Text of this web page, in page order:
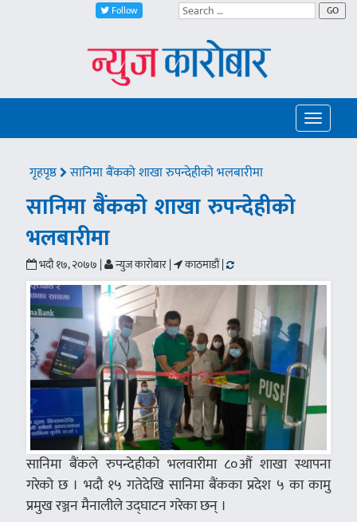
Follow GO
Toggle
गृहपृष्ठ सानिमा बैंकको शाखा रुपन्देहीको भलबारीमा
सानिमा बैंकको शाखा रुपन्देहीको
भलबारीमा
भदौ १७, २०७७ | न्युज कारोबार | काठमाडौं |
सानिमा बैंकले रुपन्देहीको भलवारीमा ८०औं शाखा स्थापना
गरेको छ । भदौ १५ गतेदेखि सानिमा बैंकका प्रदेश ५ का कामु
प्रमुख रञ्जन मैनालीले उद्घाटन गरेका छन् ।